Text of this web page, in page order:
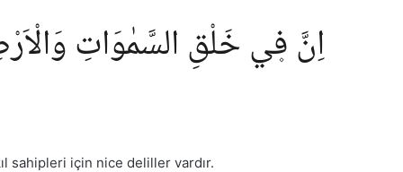
اِنَّ ف۪ي خَلْقِ السَّمٰوَاتِ
sahipleri için nice deliller vardır.